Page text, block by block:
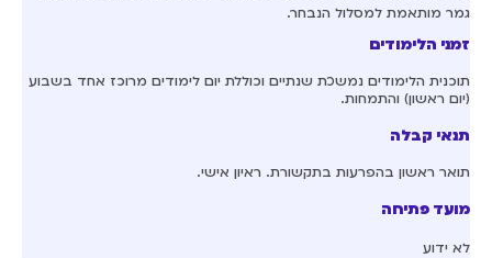
גמר מותאמת למסלול הנבחר.
זמני הלימודים
תוכנית הלימודים נמשכת שנתיים וכוללת יום לימודים מרוכז אחד בשבוע
(יום ראשון) והתמחות.
תנאי קבלה
תואר ראשון בהפרעות בתקשורת. ראיון אישי.
מועד פתיחה
לא ידוע